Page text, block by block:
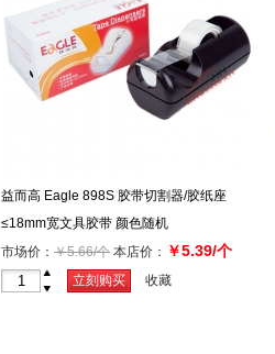
益而高 Eagle 898S 胶带切割器/胶纸座
≤18mm宽文具胶带 颜色随机
市场价： ￥5.66/个 本店价： ￥5.39/个
-
立刻购买 收藏